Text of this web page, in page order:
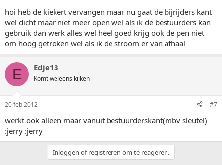
hoi heb de kiekert vervangen maar nu gaat de bijrijders kant
wel dicht maar niet meer open wel als ik de bestuurders kan
gebruik dan werk alles wel heel goed krijg ook de pen niet
om hoog getroken wel als ik de stroom er van afhaal
E Edje13
Komt weleens kijken
20 feb 2012 #7
werkt ook alleen maar vanuit bestuurderskant(mbv sleutel)
:jerry :jerry
Inloggen of registreren om te reageren.